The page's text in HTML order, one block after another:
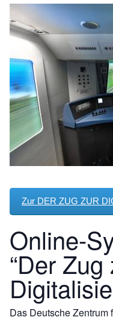
Zur DER ZUG ZUR
Online-
“Der Zug
Das Deutsche Zentrum